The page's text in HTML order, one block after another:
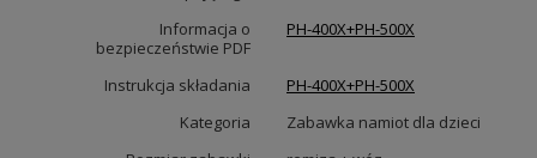
Informacja o
bezpieczeństwie PDF
PH-400X+PH-500X
Instrukcja składania
PH-400X+PH-500X
Kategoria
Zabawka namiot dla dzieci